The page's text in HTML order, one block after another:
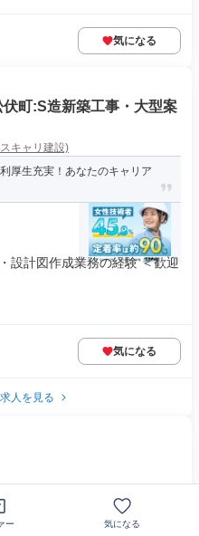
気になる
町:S造新築工事・大型案
キャリ建設)
厚生充実！あなたのキャリア
設計図作成業務の経験 ＜歓迎
気になる
人を見る
に若手活躍中！当社正社員と
ー 気になる